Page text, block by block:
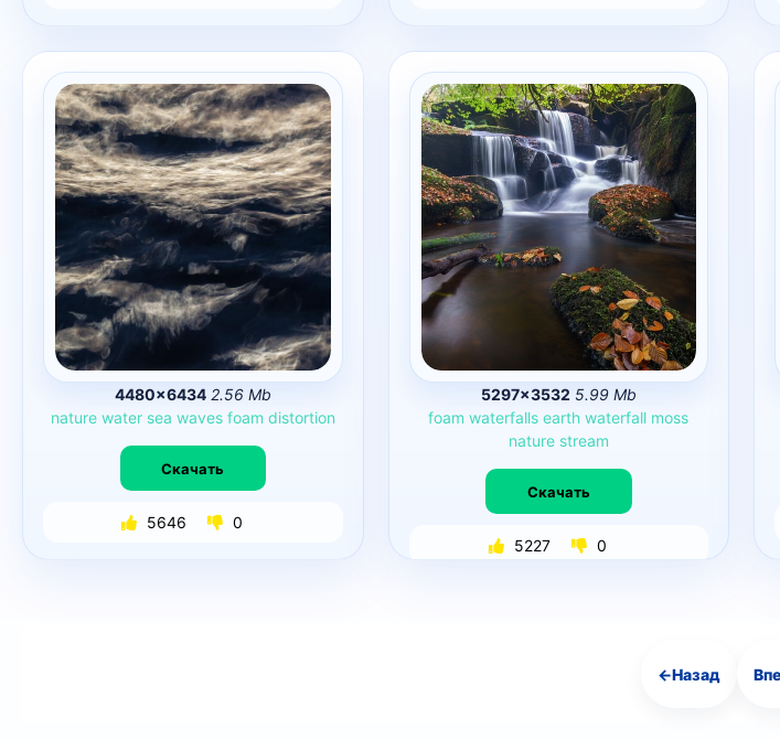
4480×6434 2.56 Mb
nature water sea waves foam distortion
Скачать
5646 0
5297×3532 5.99 Mb
foam waterfalls earth waterfall moss
nature stream
Скачать
5227 0
←Назад